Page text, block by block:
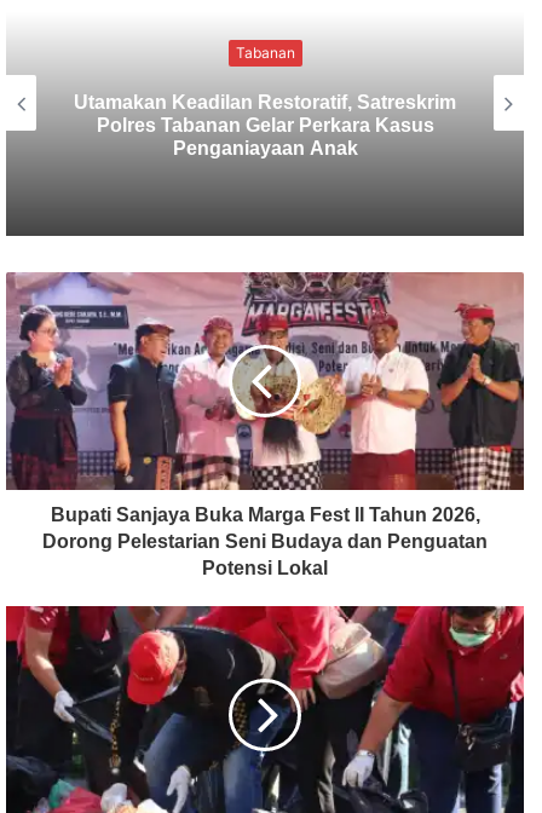
Tabanan
Sekretaris SMSI Tabanan Maju Jadi
Kandidat Ketua IMI Bali, Ketua SMSI
Tabanan Berikan Dukungan
Bupati Sanjaya Buka Marga Fest II Tahun 2026,
Dorong Pelestarian Seni Budaya dan Penguatan
Potensi Lokal